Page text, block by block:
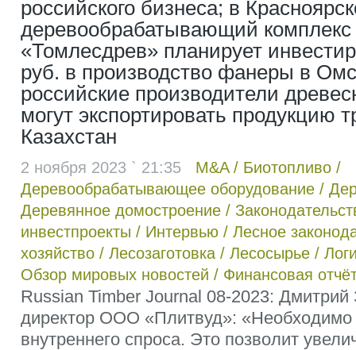
российского бизнеса; в
деревообрабатывающий
«Томлесдрев» планирует
руб. в производство фанеры в
российские производители
могут экспортировать продукцию
Казахстан
2 ноября 2023 ` 21:35 M&A/ Биотопливо /
Деревообрабатывающее оборудование /
Деревянное домостроение /
инвестпроекты / Интервью / Лесное
хозяйство / Лесозаготовка / Лесосырье /
Обзор мировых новостей / Финансовая
Russian Timber Journal 08-2023: Дмитрий
директор ООО «Плитвуд»: «Необходимо
внутреннего спроса. Это позволит